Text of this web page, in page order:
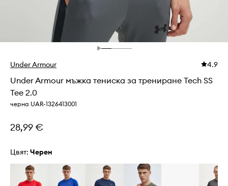
Under Armour 4.9
Under Armour мъжка тениска за трениране Tech SS
Tee 2.0
черна UAR-1326413001
28,99 €
Цвят: черен